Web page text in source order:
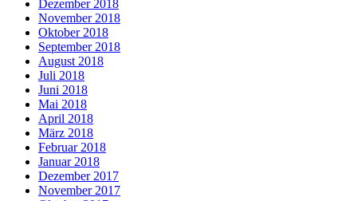
Dezember 2018
November 2018
Oktober 2018
September 2018
August 2018
Juli 2018
Juni 2018
Mai 2018
April 2018
März 2018
Februar 2018
Januar 2018
Dezember 2017
November 2017